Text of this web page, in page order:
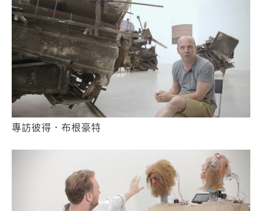
專訪彼得．布根豪特